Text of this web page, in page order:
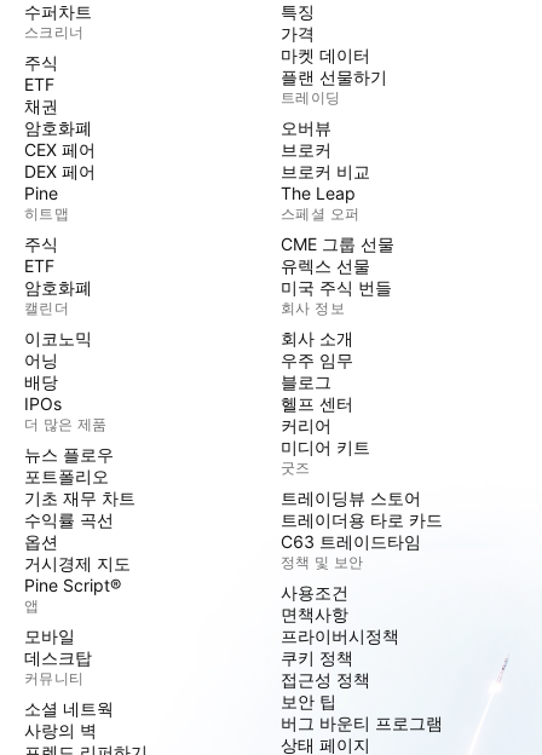
수퍼차트
스크리너
주식
ETF
채권
암호화폐
CEX 페어
DEX 페어
Pine
히트맵
주식
ETF
암호화폐
캘린더
이코노믹
어닝
배당
IPOs
더 많은 제품
뉴스 플로우
포트폴리오
기초 재무 차트
수익률 곡선
옵션
거시경제 지도
Pine Script®
앱
모바일
데스크탑
커뮤니티
소셜 네트웍
사랑의 벽
특징
가격
마켓 데이터
플랜 선물하기
트레이딩
오버뷰
브로커
브로커 비교
The Leap
스페셜 오퍼
CME 그룹 선물
유렉스 선물
미국 주식 번들
회사 정보
회사 소개
우주 임무
블로그
헬프 센터
커리어
미디어 키트
굿즈
트레이딩뷰 스토어
트레이더용 타로 카드
C63 트레이드타임
정책 및 보안
사용조건
면책사항
프라이버시정책
쿠키 정책
접근성 정책
보안 팁
버그 바운티 프로그램
상태 페이지